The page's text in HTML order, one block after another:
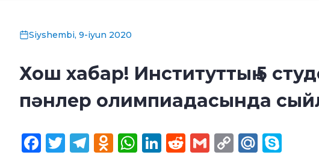
Siyshembi, 9-iyun 2020
Хош хабар! Институттың 5
пәнлер олимпиадасында
Facebook
Twitter
Telegram
Odnoklassniki
WhatsApp
LinkedIn
Reddit
Gmail
CopyMail.Ru